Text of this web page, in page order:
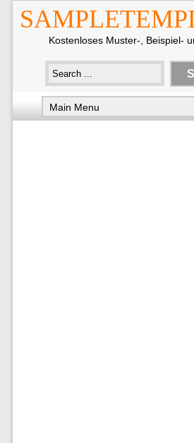
Kostenloses Muster-, Beispiel-